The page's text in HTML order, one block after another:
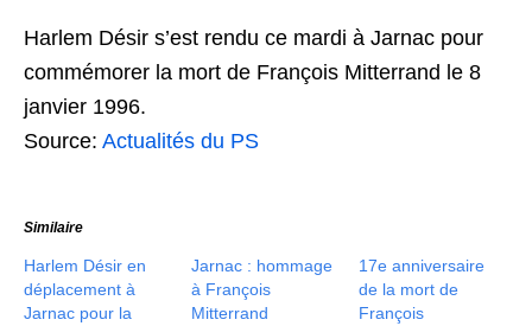
Harlem Désir s’est rendu ce mardi à Jarnac pour
commémorer la mort de François Mitterrand le 8
janvier 1996.
Source: Actualités du PS
Similaire
Harlem Désir en
déplacement à
Jarnac pour la
Jarnac : hommage
à François
Mitterrand
17e anniversaire
de la mort de
François